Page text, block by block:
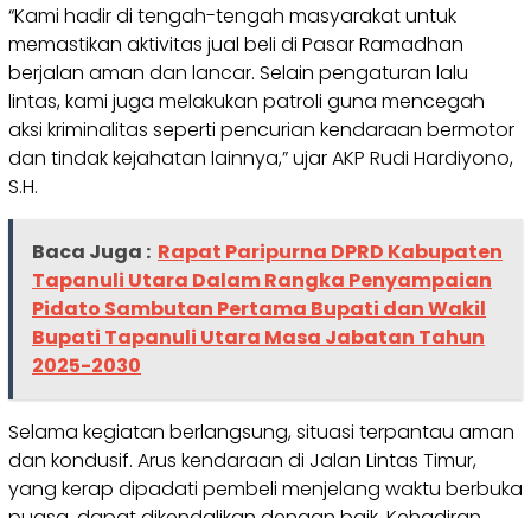
“Kami hadir di tengah-tengah masyarakat untuk
memastikan aktivitas jual beli di Pasar Ramadhan
berjalan aman dan lancar. Selain pengaturan lalu
lintas, kami juga melakukan patroli guna mencegah
aksi kriminalitas seperti pencurian kendaraan bermotor
dan tindak kejahatan lainnya,” ujar AKP Rudi Hardiyono,
S.H.
Baca Juga : Rapat Paripurna DPRD Kabupaten
Tapanuli Utara Dalam Rangka Penyampaian
Pidato Sambutan Pertama Bupati dan Wakil
Bupati Tapanuli Utara Masa Jabatan Tahun
2025-2030
Selama kegiatan berlangsung, situasi terpantau aman
dan kondusif. Arus kendaraan di Jalan Lintas Timur,
yang kerap dipadati pembeli menjelang waktu berbuka